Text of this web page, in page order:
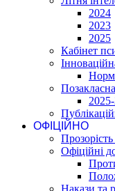
2024
2023
2025
Кабінет
Позакласна
ОФІЦІЙНО
Офіційні
Накази та